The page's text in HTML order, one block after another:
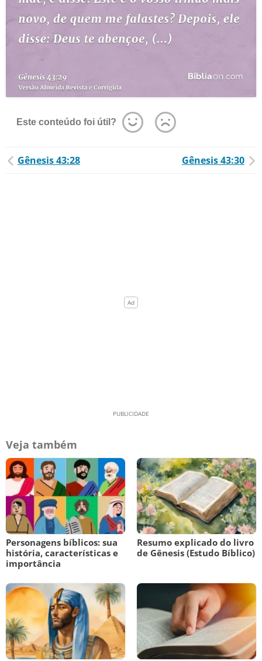
Este conteúdo foi útil?
Gênesis 43:28 Gênesis 43:30
Veja também
Personagens bíblicos: sua
história, características e
importância
Resumo explicado do livro
de Gênesis (Estudo Bíblico)